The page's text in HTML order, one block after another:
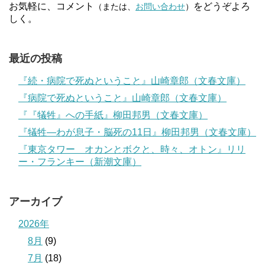
お気軽に、コメント （または、 お問い合わせ）
をどうぞよろ
しく。
最近の投稿
『続・病院で死ぬということ』山崎章郎（文春文庫）
『病院で死ぬということ』山崎章郎（文春文庫）
『『犠牲』への手紙』柳田邦男（文春文庫）
『犠牲―わが息子・脳死の11日』柳田邦男（文春文庫）
『東京タワー オカンとボクと、時々、オトン』リリ
ー・フランキー（新潮文庫）
アーカイブ
2026年
8月 (9)
7月 (18)